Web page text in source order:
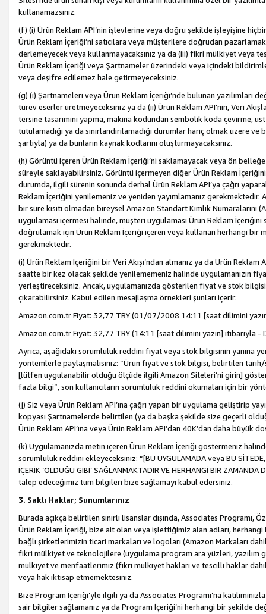
kullanamazsınız.
(f) (i) Ürün Reklam API’nin işlevlerine veya doğru şekilde işleyişine
Ürün Reklam İçeriği’ni satıcılara veya müşterilere doğrudan
derlemeyecek veya kullanmayacaksınız ya da (iii) fikri mülkiyet veya
Ürün Reklam İçeriği veya Şartnameler üzerindeki veya içindeki
veya deşifre edilemez hale getirmeyeceksiniz.
(g) (i) Şartnameleri veya Ürün Reklam İçeriği’nde bulunan
türev eserler üretmeyeceksiniz ya da (ii) Ürün Reklam API’nin, Veri
tersine tasarımını yapma, makina kodundan sembolik koda çevirme,
tutulamadığı ya da sınırlandırılamadığı durumlar hariç olmak üzere
şartıyla) ya da bunların kaynak kodlarını oluşturmayacaksınız.
(h) Görüntü içeren Ürün Reklam İçeriği’ni saklamayacak veya ön
süreyle saklayabilirsiniz. Görüntü içermeyen diğer Ürün Reklam
durumda, ilgili sürenin sonunda derhal Ürün Reklam API’ya çağrı
Reklam İçeriğini yenilemeniz ve yeniden yayımlamanız gerekmektedir.
bir süre kısıtı olmadan bireysel Amazon Standart Kimlik Numaralarını
uygulaması içermesi halinde, müşteri uygulaması Ürün Reklam
doğrulamak için Ürün Reklam İçeriği içeren veya kullanan herhangi bir
gerekmektedir.
(i) Ürün Reklam İçeriğini bir Veri Akışı’ndan almanız ya da Ürün
saatte bir kez olacak şekilde yenilememeniz halinde uygulamanızın
yerleştireceksiniz. Ancak, uygulamanızda gösterilen fiyat ve stok
çıkarabilirsiniz. Kabul edilen mesajlaşma örnekleri şunları içerir:
Amazon.com.tr Fiyat: 32,77 TRY (01/07/2008 14:11 [saat dilimini
Amazon.com.tr Fiyat: 32,77 TRY (14:11 [saat dilimini yazın] itibarıyla -
Ayrıca, aşağıdaki sorumluluk reddini fiyat veya stok bilgisinin yanına
yöntemlerle paylaşmalısınız: “Ürün fiyat ve stok bilgisi, belirtilen
[lütfen uygulanabilir olduğu ölçüde ilgili Amazon Siteleri’ni girin]
fazla bilgi”, son kullanıcıların sorumluluk reddini okumaları için bir
(j) Siz veya Ürün Reklam API’ına çağrı yapan bir uygulama geliştirip
kopyası Şartnamelerde belirtilen (ya da başka şekilde size geçerli
Ürün Reklam API’ına veya Ürün Reklam API’dan 40K’dan daha büyük
(k) Uygulamanızda metin içeren Ürün Reklam İçeriği göstermeniz
sorumluluk reddini ekleyeceksiniz: “[BU UYGULAMADA veya BU SİTEDE,
İÇERİK ‘OLDUĞU GİBİ’ SAĞLANMAKTADIR VE HERHANGİ BİR
talep edeceğimiz tüm bilgileri bize sağlamayı kabul edersiniz.
3. Saklı Haklar; Sunumlarınız
Burada açıkça belirtilen sınırlı lisanslar dışında, Associates Programı,
Ürün Reklam İçeriği, bize ait olan veya işlettiğimiz alan adları,
bağlı şirketlerimizin ticari markaları ve logoları (Amazon Markaları
fikri mülkiyet ve teknolojilere (uygulama program ara yüzleri,
mülkiyet ve menfaatlerimiz (fikri mülkiyet hakları ve tescilli haklar
veya hak iktisap etmemektesiniz.
Bize Program İçeriği’yle ilgili ya da Associates Programı’na
sair bilgiler sağlamanız ya da Program İçeriği’ni herhangi bir şekilde